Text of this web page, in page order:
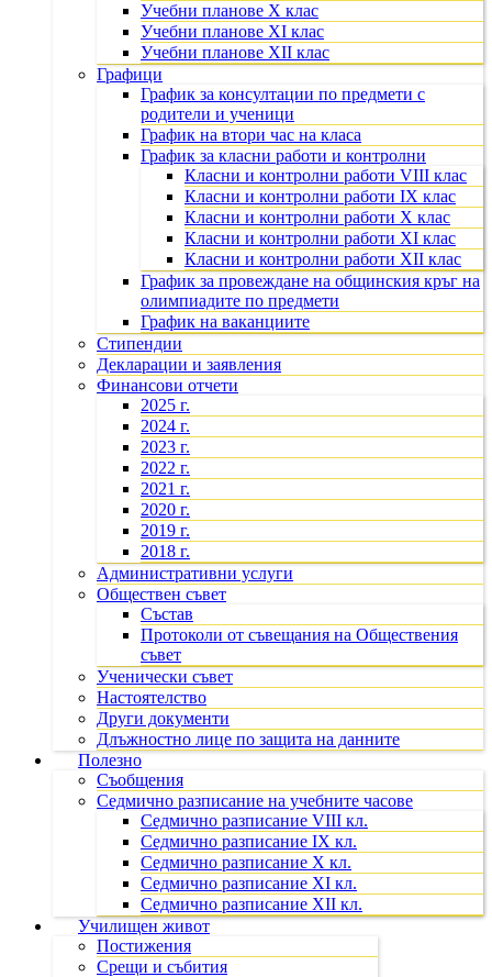
Учебни планове X клас
Учебни планове XI клас
Учебни планове XII клас
Графици
График за консултации по предмети с
родители и ученици
График на втори час на класа
График за класни работи и контролни
Класни и контролни работи VIII клас
Класни и контролни работи IX клас
Класни и контролни работи X клас
Класни и контролни работи XI клас
Класни и контролни работи XII клас
График за провеждане на общинския кръг на
олимпиадите по предмети
График на ваканциите
Стипендии
Декларации и заявления
Финансови отчети
2025 г.
2024 г.
2023 г.
2022 г.
2021 г.
2020 г.
2019 г.
2018 г.
Административни услуги
Обществен съвет
Състав
Протоколи от съвещания на Обществения
съвет
Ученически съвет
Настоятелство
Други документи
Длъжностно лице по защита на данните
Полезно
Съобщения
Седмично разписание на учебните часове
Седмично разписание VIII кл.
Седмично разписание IX кл.
Седмично разписание X кл.
Седмично разписание XI кл.
Седмично разписание XII кл.
Училищен живот
Постижения
Срещи и събития